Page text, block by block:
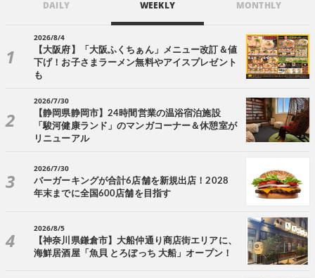
DAILY WEEKLY MONTHLY
2026/8/4
【大阪府】「大阪ふくちぁん」メニュー改訂＆値
下げ！お子さまラーメン無料やアイスプレゼント
も
2026/7/30
【静岡県静岡市】24時間営業の温浴宿泊施設
「駿河健康ランド」のマンガコーナー＆休憩室が
リニューアル
2026/7/30
バーガーキングが合計6店舗を新規出店！2028
年末までに全国600店舗を目指す
2026/8/5
【神奈川県鎌倉市】大船仲通り商店街エリアに、
海鮮居酒屋「魚貝 とろぼっち 大船」オープン！